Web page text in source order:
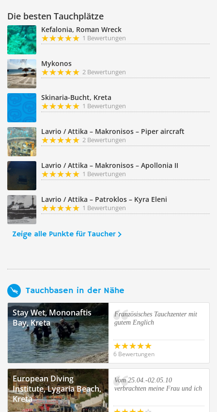
Die besten Tauchplätze
Kefalonia, Roman Wreck
1 Bewertungen
Mykonos
2 Bewertungen
Skinaria-Bucht, Kreta
1 Bewertungen
Lavrio / Attika – Makronisos – Piper aircraft
2 Bewertungen
Lavrio / Attika – Makronisos – Apollonia II
1 Bewertungen
Lavrio / Attika – Patroklos – Kyra Eleni
1 Bewertungen
Zeige alle Punkte für Taucher
Tauchbasen in der Nähe
Stay Wet, Mononaftis
Bay, Kreta
Französisches Tauchzenter mit
gutem Englich
6 Bewertungen
European Diving
Institute, Lygaria Beach,
Kreta
Vom 25.04.-02.05.10
verbrachten meine Frau und ich